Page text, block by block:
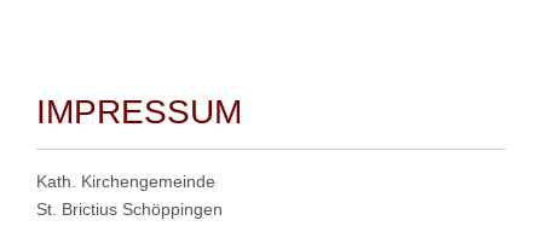
IMPRESSUM
Kath. Kirchengemeinde
St. Brictius Schöppingen